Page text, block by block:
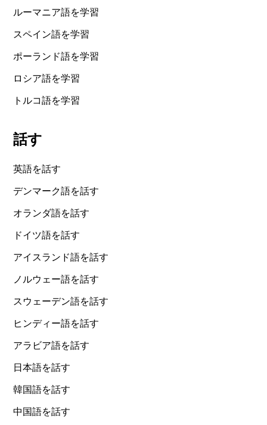
ルーマニア語を学習
スペイン語を学習
ポーランド語を学習
ロシア語を学習
トルコ語を学習
話す
英語を話す
デンマーク語を話す
オランダ語を話す
ドイツ語を話す
アイスランド語を話す
ノルウェー語を話す
スウェーデン語を話す
ヒンディー語を話す
アラビア語を話す
日本語を話す
韓国語を話す
中国語を話す